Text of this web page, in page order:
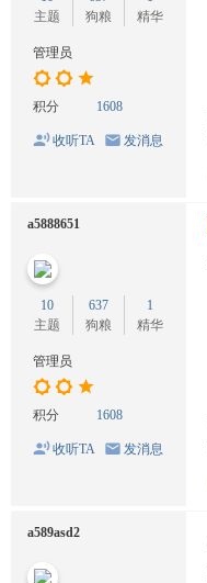
主题
狗粮
精华
管理员
积分 1608
收听TA 发消息
a5888651
10
主题
637
狗粮
1
精华
管理员
积分 1608
收听TA 发消息
a589asd2